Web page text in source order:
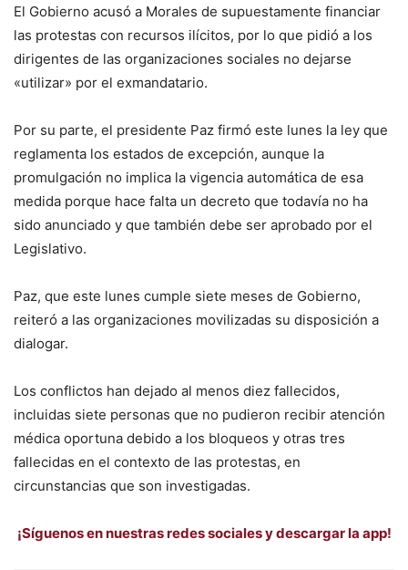
El Gobierno acusó a Morales de supuestamente financiar
las protestas con recursos ilícitos, por lo que pidió a los
dirigentes de las organizaciones sociales no dejarse
«utilizar» por el exmandatario.
Por su parte, el presidente Paz firmó este lunes la ley que
reglamenta los estados de excepción, aunque la
promulgación no implica la vigencia automática de esa
medida porque hace falta un decreto que todavía no ha
sido anunciado y que también debe ser aprobado por el
Legislativo.
Paz, que este lunes cumple siete meses de Gobierno,
reiteró a las organizaciones movilizadas su disposición a
dialogar.
Los conflictos han dejado al menos diez fallecidos,
incluidas siete personas que no pudieron recibir atención
médica oportuna debido a los bloqueos y otras tres
fallecidas en el contexto de las protestas, en
circunstancias que son investigadas.
¡Síguenos en nuestras redes sociales y descargar la app!